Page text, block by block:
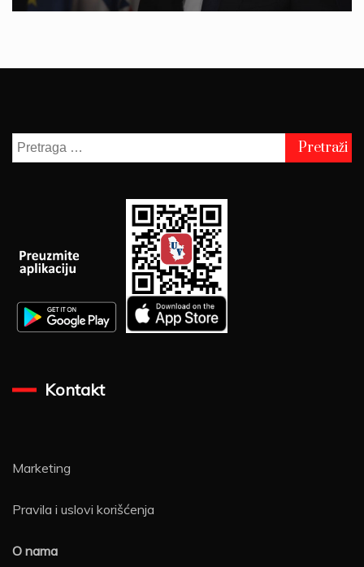
Pretraga
za:
Kontakt
Marketing
Pravila i uslovi korišćenja
O nama